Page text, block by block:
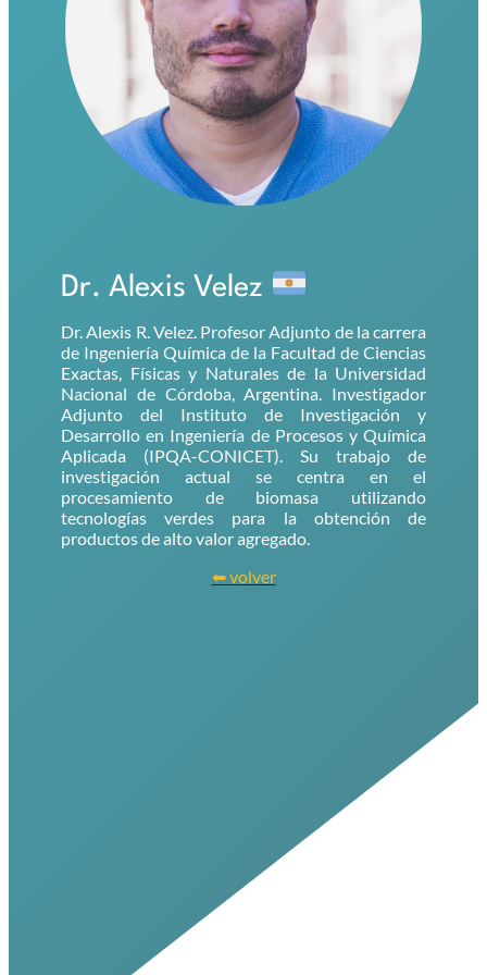
Dr. Alexis Velez
Dr. Alexis R. Velez. Profesor Adjunto de la carrera
de Ingeniería Química de la Facultad de Ciencias
Exactas, Físicas y Naturales de la Universidad
Nacional de Córdoba, Argentina. Investigador
Adjunto del Instituto de Investigación y
Desarrollo en Ingeniería de Procesos y Química
Aplicada (IPQA-CONICET). Su trabajo de
investigación actual se centra en el
procesamiento de biomasa utilizando
tecnologías verdes para la obtención de
productos de alto valor agregado.
⬅ volver